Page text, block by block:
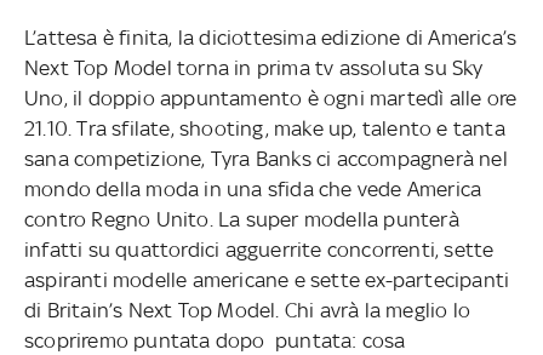
L’attesa è finita, la diciottesima edizione di America’s
Next Top Model torna in prima tv assoluta su Sky
Uno, il doppio appuntamento è ogni martedì alle ore
21.10. Tra sfilate, shooting, make up, talento e tanta
sana competizione, Tyra Banks ci accompagnerà nel
mondo della moda in una sfida che vede America
contro Regno Unito. La super modella punterà
infatti su quattordici agguerrite concorrenti, sette
aspiranti modelle americane e sette ex-partecipanti
di Britain’s Next Top Model. Chi avrà la meglio lo
scopriremo puntata dopo puntata: cosa